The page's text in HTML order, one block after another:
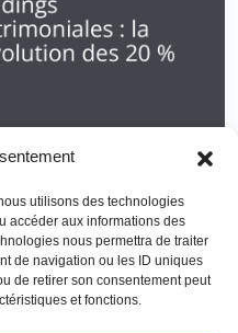
utilisons des technologies
accéder aux informations des
nous permettra de traiter
de navigation ou les ID uniques
de retirer son consentement peut
et fonctions.
sur certains
patrimoniales, codifiée à
tous les actifs non